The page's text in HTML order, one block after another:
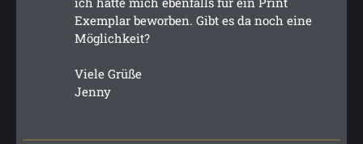
Exemplar beworben. Gibt es da noch eine
Möglichkeit?
Viele Grüße
Jenny